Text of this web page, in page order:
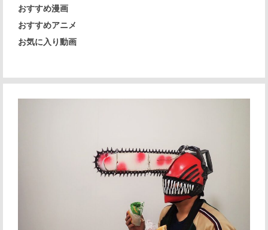
おすすめ漫画
おすすめアニメ
お気に入り動画